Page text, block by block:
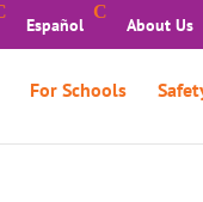
Español About Us
For Schools